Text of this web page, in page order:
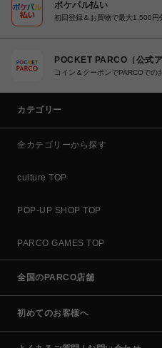
ポケパル払い
初回登録＆お買物で最大1,500円
POCKET PARCO（公式ア
コイン＆クーポンでPARCOでの
カテゴリー
全カテゴリーから探す
culture TOP
POP-UP SHOP TOP
PARCO GAMES TOP
全国のPARCO店舗
初めてのお客様へ